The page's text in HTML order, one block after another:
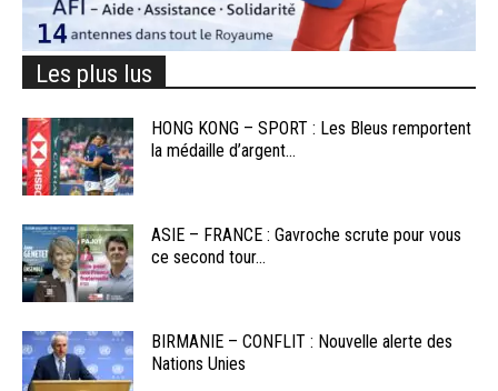
Les plus lus
HONG KONG – SPORT : Les Bleus remportent
la médaille d’argent...
ASIE – FRANCE : Gavroche scrute pour vous
ce second tour...
BIRMANIE – CONFLIT : Nouvelle alerte des
Nations Unies